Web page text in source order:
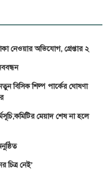
নেওয়ার অভিযোগ, গ্রেপ্তার ২
বিসিক শিল্প পার্কের ঘোষণা
মেয়াদ শেষ না হলে
চিত্র নেই’